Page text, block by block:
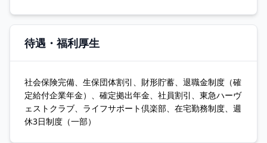
待遇・福利厚生
社会保険完備、生保団体割引、財形貯蓄、退職金制度（確
定給付企業年金）、確定拠出年金、社員割引、東急ハーヴ
ェストクラブ、ライフサポート倶楽部、在宅勤務制度、週
休3日制度（一部）